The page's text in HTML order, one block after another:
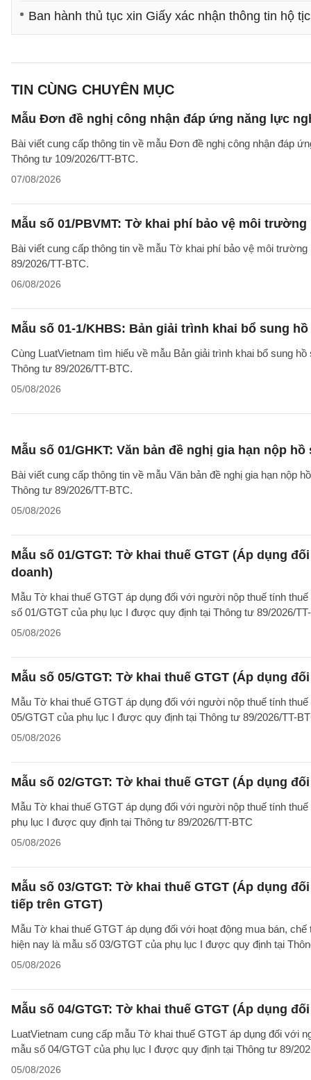
Ban hành thủ tục xin Giấy xác nhận thông tin hộ
TIN CÙNG CHUYÊN MỤC
Mẫu Đơn đề nghị công nhận đáp ứng năng lực
Bài viết cung cấp thông tin về mẫu Đơn đề nghị công nhận đáp
Thông tư 109/2026/TT-BTC.
07/08/2026
Mẫu số 01/PBVMT: Tờ khai phí bảo vệ môi trường
Bài viết cung cấp thông tin về mẫu Tờ khai phí bảo vệ môi
89/2026/TT-BTC.
06/08/2026
Mẫu số 01-1/KHBS: Bản giải trình khai bổ sung
Cùng LuatVietnam tìm hiểu về mẫu Bản giải trình khai bổ sung
Thông tư 89/2026/TT-BTC.
05/08/2026
Mẫu số 01/GHKT: Văn bản đề nghị gia hạn nộp
Bài viết cung cấp thông tin về mẫu Văn bản đề nghị gia hạn nộp
Thông tư 89/2026/TT-BTC.
05/08/2026
Mẫu số 01/GTGT: Tờ khai thuế GTGT (Áp dụng
doanh)
Mẫu Tờ khai thuế GTGT áp dụng đối với người nộp thuế tính
số 01/GTGT của phụ lục I được quy định tại Thông tư 89/2026/
05/08/2026
Mẫu số 05/GTGT: Tờ khai thuế GTGT (Áp dụng
Mẫu Tờ khai thuế GTGT áp dụng đối với người nộp thuế tính
05/GTGT của phụ lục I được quy định tại Thông tư 89/2026/TT-
05/08/2026
Mẫu số 02/GTGT: Tờ khai thuế GTGT (Áp dụng
Mẫu Tờ khai thuế GTGT áp dụng đối với người nộp thuế tính
phụ lục I được quy định tại Thông tư 89/2026/TT-BTC
05/08/2026
Mẫu số 03/GTGT: Tờ khai thuế GTGT (Áp dụng
tiếp trên GTGT)
Mẫu Tờ khai thuế GTGT áp dụng đối với hoạt động mua bán,
hiện nay là mẫu số 03/GTGT của phụ lục I được quy định tại
05/08/2026
Mẫu số 04/GTGT: Tờ khai thuế GTGT (Áp dụng
LuatVietnam cung cấp mẫu Tờ khai thuế GTGT áp dụng đối với
mẫu số 04/GTGT của phụ lục I được quy định tại Thông tư 89/
05/08/2026